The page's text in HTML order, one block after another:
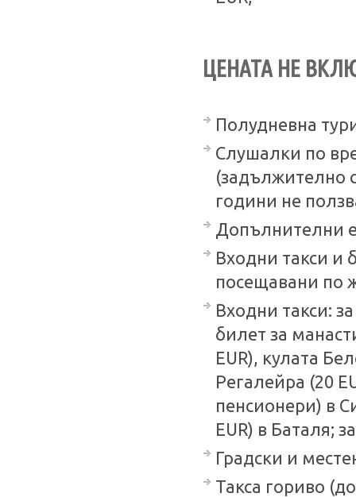
ЦЕНАТА НЕ
Полудневна
Слушалки по
(задължително
години не
Допълнителни
Входни такси и
посещавани по
Входни такси:
билет за
EUR), кулата
Регалейра (20
пенсионери) в
EUR) в Баталя;
Градски и
Такса гориво